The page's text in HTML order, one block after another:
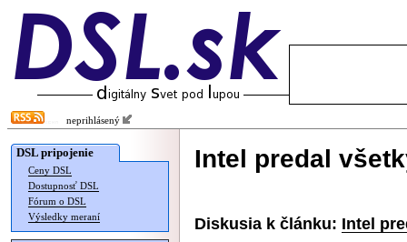
neprihlásený
DSL pripojenie
Ceny DSL
Dostupnosť DSL
Fórum o DSL
Výsledky meraní
Intel predal
Diskusia k článku: Intel